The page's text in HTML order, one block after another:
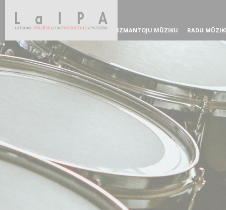
IZMANTOJU MŪZIKU RADU